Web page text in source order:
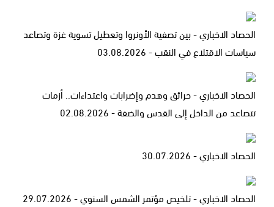
الحصاد الاخباري - بين تصفية الأونروا وتعطيل تسوية غزة وتصاعد
سياسات الاقتلاع في النقب - 03.08.2026
الحصاد الاخباري - حرائق وهدم وإضرابات واعتداءات.. أزمات
تتصاعد من الداخل إلى القدس والضفة - 02.08.2026
الحصاد الاخباري - 30.07.2026
الحصاد الاخباري - تلخيص مؤتمر الشمس السنوي - 29.07.2026